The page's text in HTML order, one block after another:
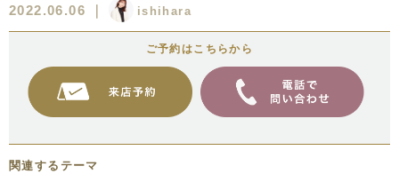
2022.06.06 ishihara
ご予約はこちらから
関連するテーマ